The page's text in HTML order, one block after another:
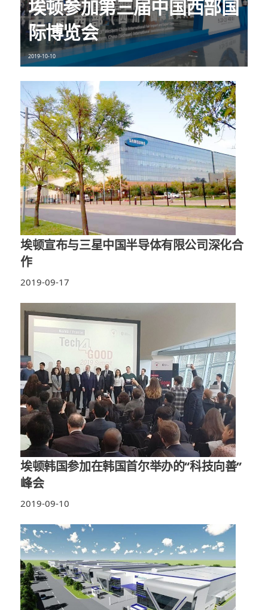
埃顿参加第三届中国西部国
际博览会
2019-10-10
埃顿宣布与三星中国半导体有限公司深化合
作
2019-09-17
埃顿韩国参加在韩国首尔举办的“科技向善”
峰会
2019-09-10